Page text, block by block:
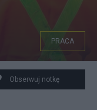
PRACA
Obserwuj notkę